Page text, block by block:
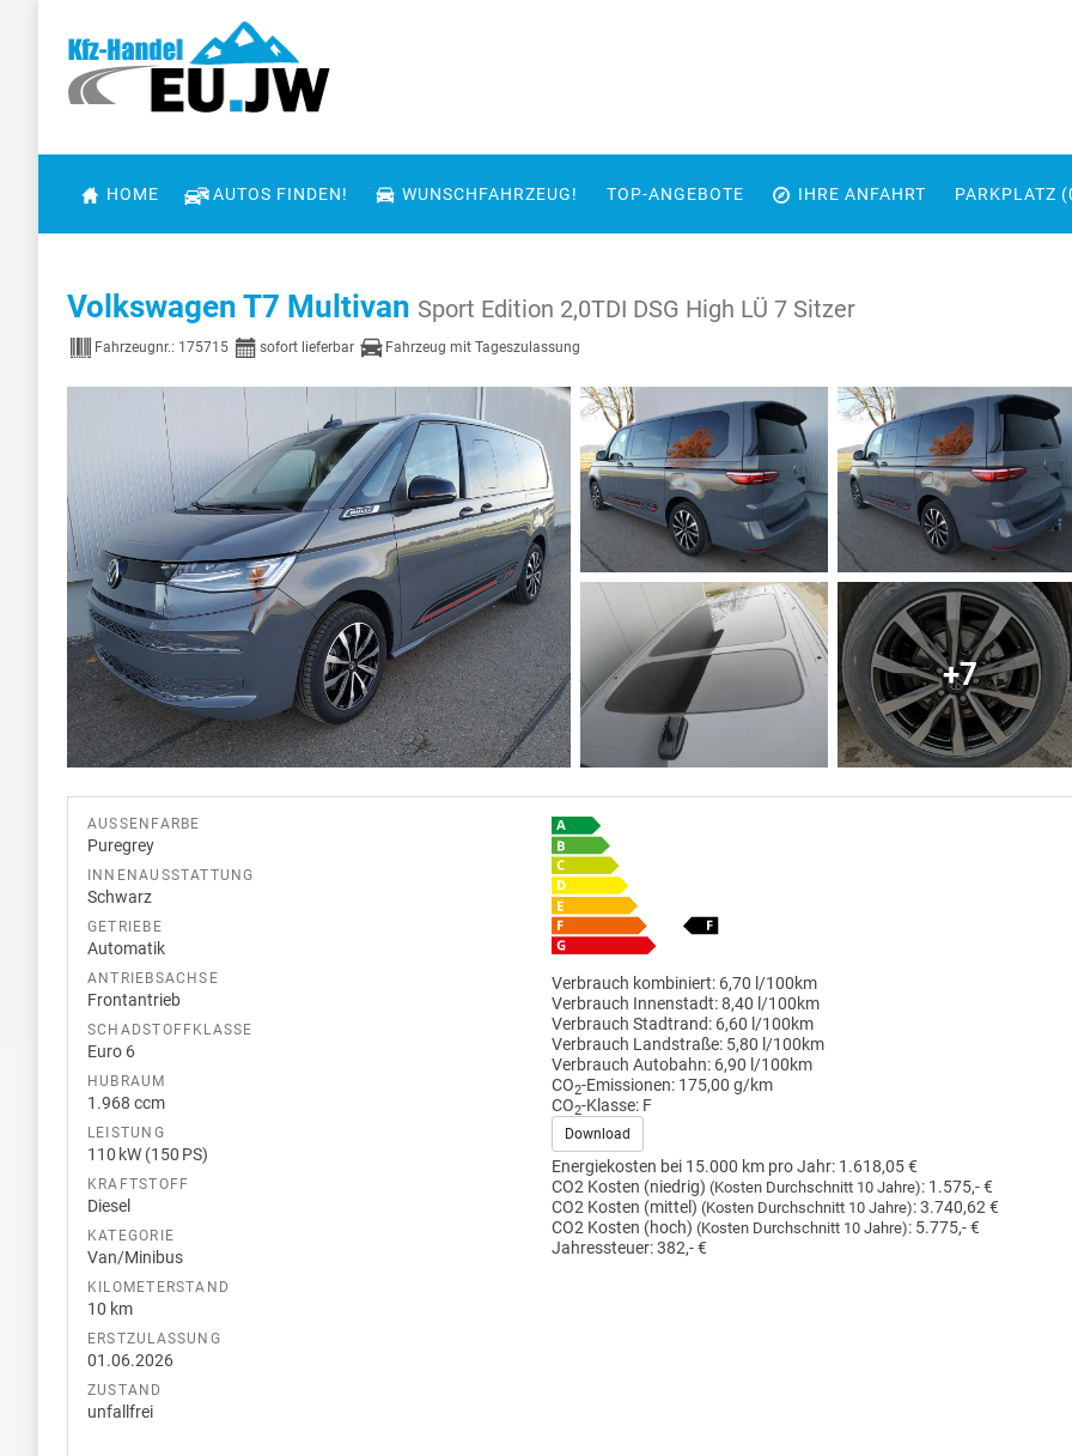
HOME AUTOS FINDEN! WUNSCHFAHRZEUG! TOP-ANGEBOTE IHRE ANFAHRT PARKPLATZ (
Volkswagen T7 Multivan Sport Edition 2,0TDI DSG High LÜ 7 Sitzer
Fahrzeugnr.: 175715 sofort lieferbar Fahrzeug mit Tageszulassung
+7
AUSSENFARBE
Puregrey
INNENAUSSTATTUNG
Schwarz
GETRIEBE
Automatik
ANTRIEBSACHSE
Frontantrieb
SCHADSTOFFKLASSE
Euro 6
HUBRAUM
1.968 ccm
LEISTUNG
110 kW (150 PS)
KRAFTSTOFF
Diesel
KATEGORIE
Van/Minibus
KILOMETERSTAND
10 km
ERSTZULASSUNG
01.06.2026
ZUSTAND
unfallfrei
Verbrauch kombiniert: 6,70 l/100km
Verbrauch Innenstadt:8,40 l/100km
Verbrauch Stadtrand: 6,60 l/100km
Verbrauch Landstraße: 5,80 l/100km
Verbrauch Autobahn: 6,90 l/100km
CO2-Emissionen: 175,00 g/km
CO2-Klasse: F
Download
Energiekosten bei 15.000 km pro Jahr: 1.618,05 €
CO2 Kosten (niedrig) (Kosten Durchschnitt 10 Jahre): 1.575,- €
CO2 Kosten (mittel) (Kosten Durchschnitt 10 Jahre):3.740,62 €
CO2 Kosten (hoch) (Kosten Durchschnitt 10 Jahre): 5.775,- €
Jahressteuer:382,- €